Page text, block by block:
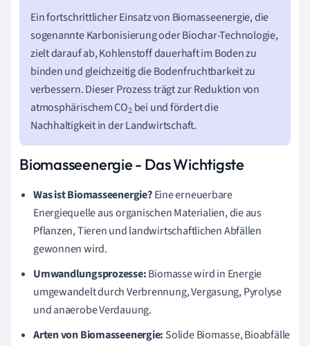
Ein fortschrittlicher Einsatz von Biomasseenergie, die
sogenannte Karbonisierung oder Biochar-Technologie,
zielt darauf ab, Kohlenstoff dauerhaft im Boden zu
binden und gleichzeitig die Bodenfruchtbarkeit zu
verbessern. Dieser Prozess trägt zur Reduktion von
atmosphärischem CO2 bei und fördert die
Nachhaltigkeit in der Landwirtschaft.
Biomasseenergie - Das Wichtigste
Was ist Biomasseenergie?Eine erneuerbare
Energiequelle aus organischen Materialien, die aus
Pflanzen, Tieren und landwirtschaftlichen Abfällen
gewonnen wird.
Umwandlungsprozesse:Biomasse wird in Energie
umgewandelt durch Verbrennung, Vergasung, Pyrolyse
und anaerobe Verdauung.
Arten von Biomasseenergie: Solide Biomasse, Bioabfälle